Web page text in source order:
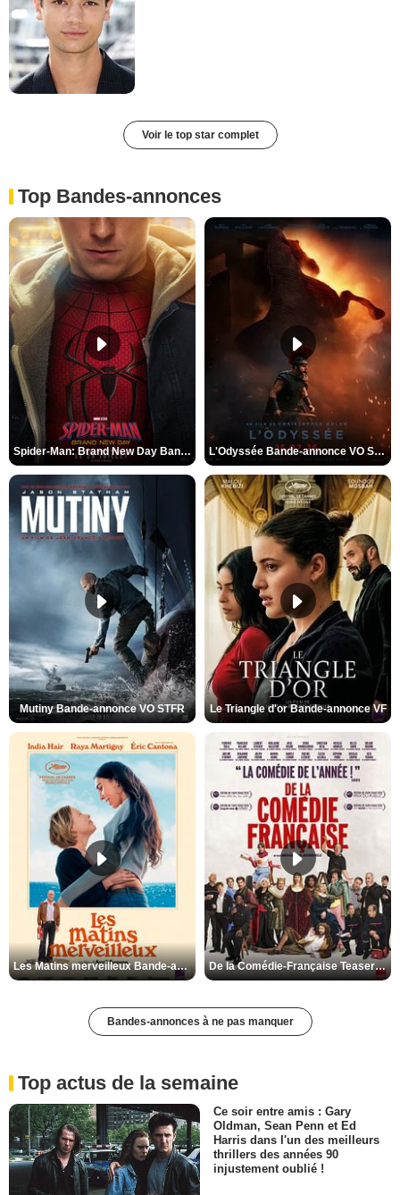
Voir le top star complet
Top Bandes-annonces
Spider-Man: Brand New Day Bande-annonce VO STFR L'Odyssée Bande-annonce VO STFR
Mutiny Bande-annonce VO STFR Le Triangle d'or Bande-annonce VF
Les Matins merveilleux Bande-annonce VF De la Comédie-Française Teaser VF
Bandes-annonces à ne pas manquer
Top actus de la semaine
Ce soir entre amis : Gary
Oldman, Sean Penn et Ed
Harris dans l'un des meilleurs
thrillers des années 90
injustement oublié !